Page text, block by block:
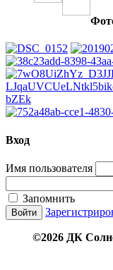
Вход
Имя пользователя
Запомнить
©2026 ДК